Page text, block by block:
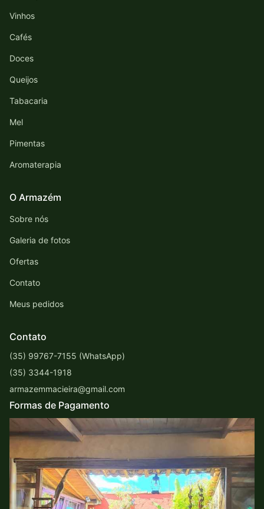
Vinhos
Cafés
Doces
Queijos
Tabacaria
Mel
Pimentas
Aromaterapia
O Armazém
Sobre nós
Galeria de fotos
Ofertas
Contato
Meus pedidos
Contato
(35) 99767-7155 (WhatsApp)
(35) 3344-1918
armazemmacieira@gmail.com
Formas de Pagamento